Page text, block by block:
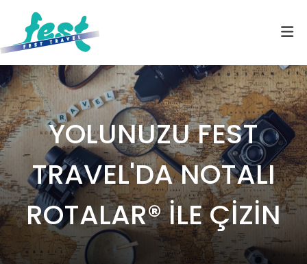
YOLUNUZU FEST
TRAVEL'DA NOTALI
ROTALAR® İLE ÇİZİN